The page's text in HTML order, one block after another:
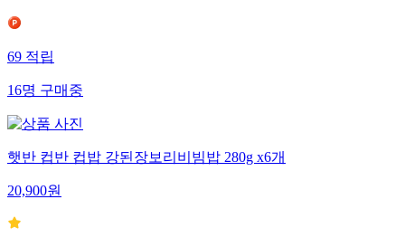
69 적립
16명 구매중
햇반 컵반 컵밥 강된장보리비빔밥 280g x6개
20,900원